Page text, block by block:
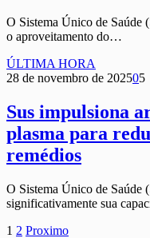
O Sistema Único de Saúde
o aproveitamento do…
ÚLTIMA HORA
28 de novembro de 202505
Sus impulsiona
plasma para
remédios
O Sistema Único de Saúde
significativamente sua
1 2 Proximo